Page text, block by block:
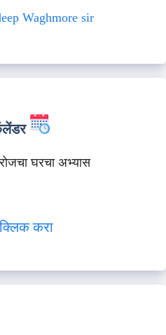
Waghmore sir
घरचा अभ्यास
करा